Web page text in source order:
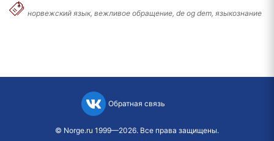
норвежский язык, вежливое обращение, de og dem, языкознание
Обратная связь
© Norge.ru 1999—2026. Все права защищены.